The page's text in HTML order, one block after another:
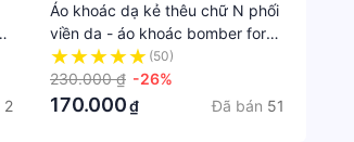
2
Áo khoác dạ kẻ thêu chữ N phối
viền da - áo khoác bomber form
rộng dáng suông kiểu dáng hàn
quốc ulzzang MS39
(50)
230.000 ₫ -26%
170.000₫ Đã bán 51